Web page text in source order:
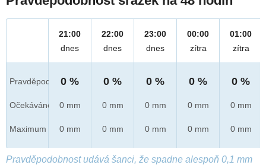
Pravděpod.
Očekáváno
Maximum
21:00
dnes
0 %
0 mm
0 mm
22:00
dnes
0 %
0 mm
0 mm
23:00
dnes
0 %
0 mm
0 mm
00:00
zítra
0 %
0 mm
0 mm
01:00
zítra
0 %
0 mm
0 mm
Pravděpodobnost udává šanci, že spadne alespoň 0,1 mm